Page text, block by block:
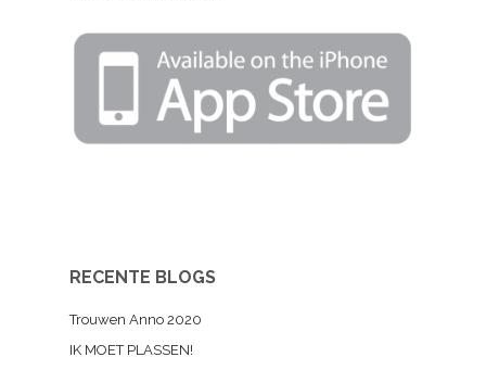
RECENTE BLOGS
Trouwen Anno 2020
IK MOET PLASSEN!